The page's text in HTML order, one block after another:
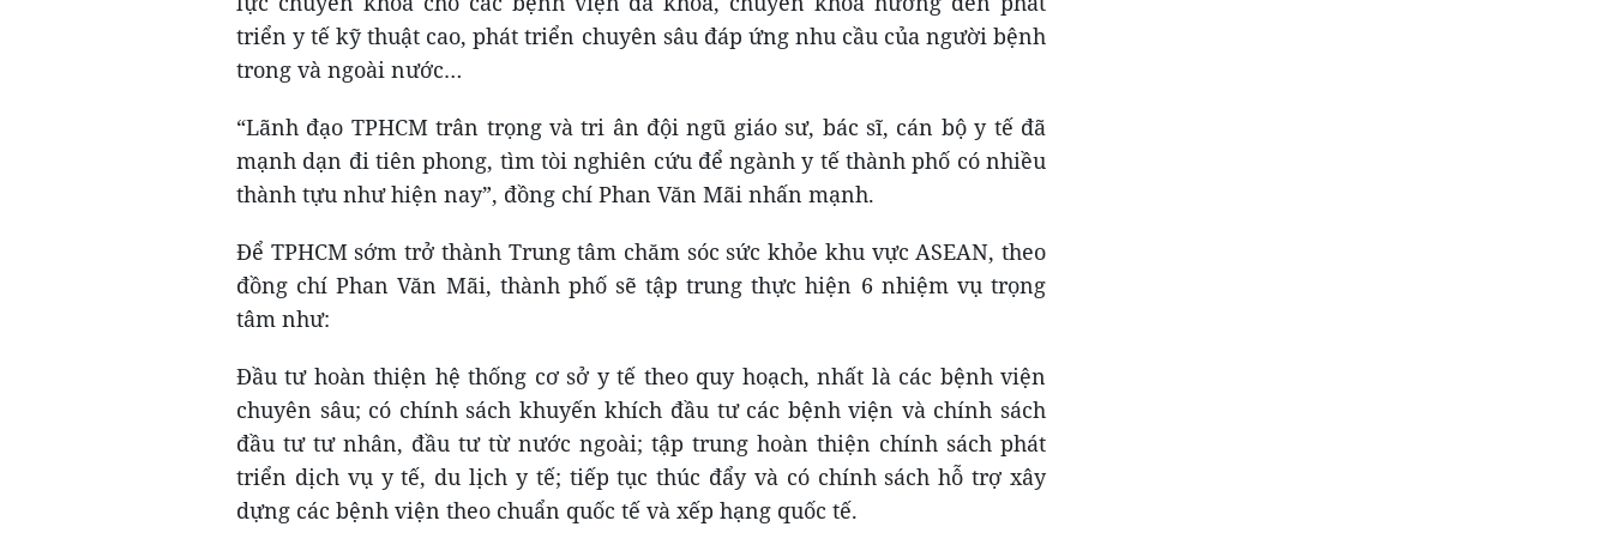
triển y tế kỹ thuật cao, phát triển chuyên sâu đáp ứng nhu cầu của người bệnh
trong và ngoài nước…
“Lãnh đạo TPHCM trân trọng và tri ân đội ngũ giáo sư, bác sĩ, cán bộ y tế đã
mạnh dạn đi tiên phong, tìm tòi nghiên cứu để ngành y tế thành phố có nhiều
thành tựu như hiện nay”, đồng chí Phan Văn Mãi nhấn mạnh.
Để TPHCM sớm trở thành Trung tâm chăm sóc sức khỏe khu vực ASEAN, theo
đồng chí Phan Văn Mãi, thành phố sẽ tập trung thực hiện 6 nhiệm vụ trọng
tâm như:
Đầu tư hoàn thiện hệ thống cơ sở y tế theo quy hoạch, nhất là các bệnh viện
chuyên sâu; có chính sách khuyến khích đầu tư các bệnh viện và chính sách
đầu tư tư nhân, đầu tư từ nước ngoài; tập trung hoàn thiện chính sách phát
triển dịch vụ y tế, du lịch y tế; tiếp tục thúc đẩy và có chính sách hỗ trợ xây
dựng các bệnh viện theo chuẩn quốc tế và xếp hạng quốc tế.